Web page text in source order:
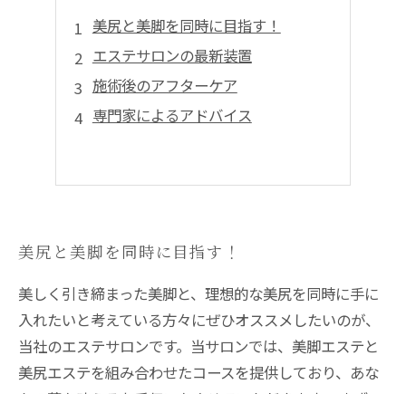
美尻と美脚を同時に目指す！
エステサロンの最新装置
施術後のアフターケア
専門家によるアドバイス
美尻と美脚を同時に目指す！
美しく引き締まった美脚と、理想的な美尻を同時に手に
入れたいと考えている方々にぜひオススメしたいのが、
当社のエステサロンです。当サロンでは、美脚エステと
美尻エステを組み合わせたコースを提供しており、あな